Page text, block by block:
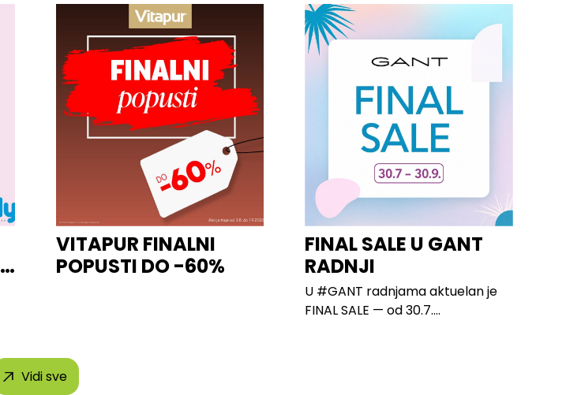
VITAPUR FINALNI
POPUSTI DO -60%
FINAL SALE U GANT
RADNJI
U #GANT radnjama aktuelan je
FINAL SALE — od 30.7....
Vidi sve